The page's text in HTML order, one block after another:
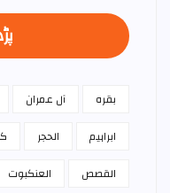
بقرہ آل عمران
ابراہیم
الحجر
القصص
العنكبوت